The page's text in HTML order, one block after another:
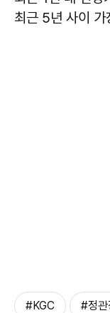
최근 5년 사이 가
#KGC #정관